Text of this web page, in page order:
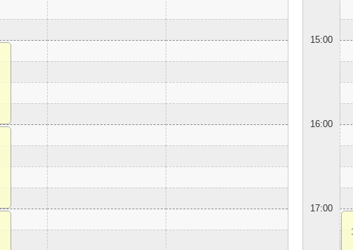
15:00
16:00
17:00